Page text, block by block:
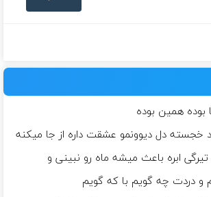
بوده همین بوده
خجسته دل دیوونمو عشقت داره از جا میکنه
ابره باعث میشه ماه رو نبینی و
و دردت چه گویم با که گویم